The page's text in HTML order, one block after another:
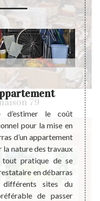
79
le coût
pour la mise en
d’un appartement
la nature des travaux
tout pratique de se
en débarras
différents sites du
de passer
Un
coût